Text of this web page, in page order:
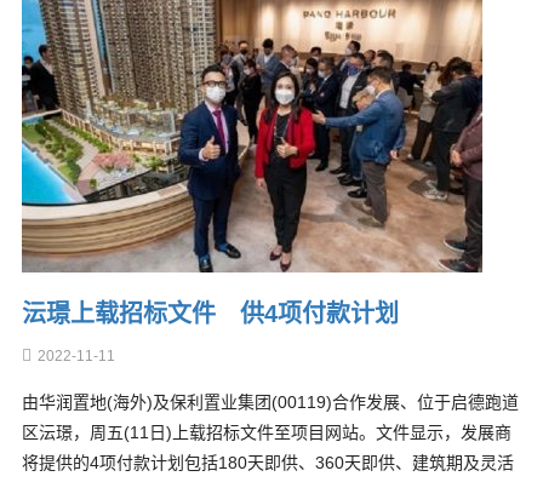
沄璟上载招标文件 供4项付款计划
2022-11-11
由华润置地(海外)及保利置业集团(00119)合作发展、位于启德跑道
区沄璟，周五(11日)上载招标文件至项目网站。文件显示，发展商
将提供的4项付款计划包括180天即供、360天即供、建筑期及灵活